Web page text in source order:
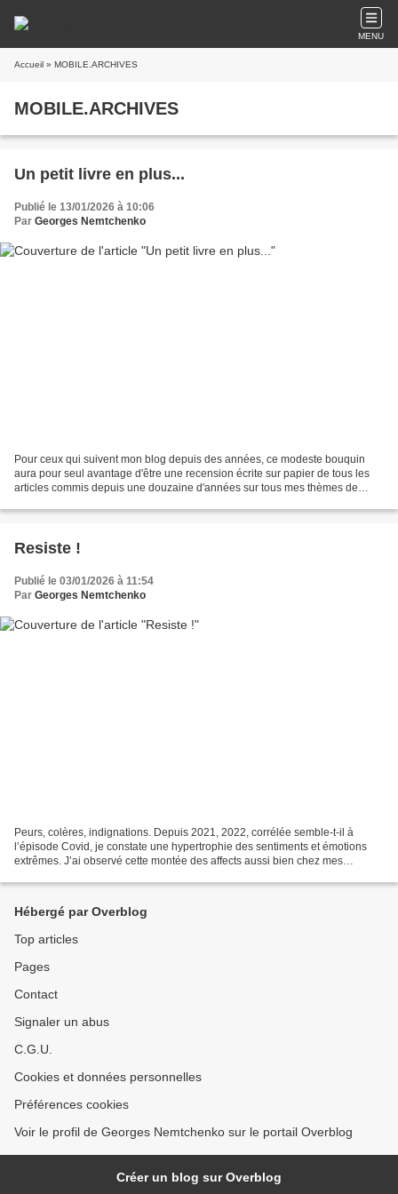
MENU
Accueil » MOBILE.ARCHIVES
MOBILE.ARCHIVES
Un petit livre en plus...
Publié le 13/01/2026 à 10:06
Par Georges Nemtchenko
Pour ceux qui suivent mon blog depuis des années, ce modeste bouquin
aura pour seul avantage d'être une recension écrite sur papier de tous les
articles commis depuis une douzaine d'années sur tous mes thèmes de
Resiste !
Publié le 03/01/2026 à 11:54
Par Georges Nemtchenko
Peurs, colères, indignations. Depuis 2021, 2022, corrélée semble-t-il à
l’épisode Covid, je constate une hypertrophie des sentiments et émotions
extrêmes. J’ai observé cette montée des affects aussi bien chez mes
Hébergé par Overblog
Top articles
Pages
Contact
Signaler un abus
C.G.U.
Cookies et données personnelles
Préférences cookies
Voir le profil de Georges Nemtchenko sur le portail Overblog
Créer un blog sur Overblog